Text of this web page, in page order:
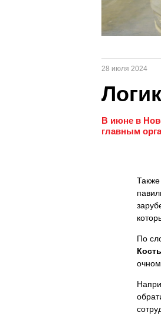
28 июля 2024
В июне в
главным
По